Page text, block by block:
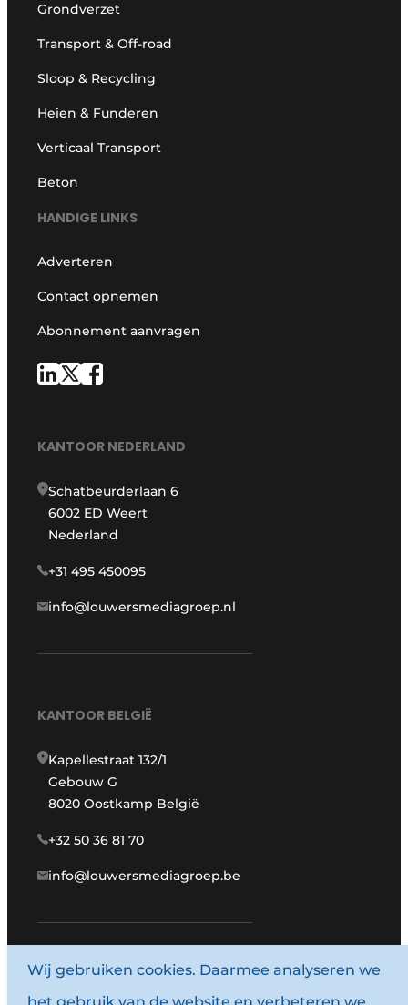
Grondverzet
Transport & Off-road
Sloop & Recycling
Heien & Funderen
Verticaal Transport
Beton
HANDIGE LINKS
Adverteren
Contact opnemen
Abonnement aanvragen
KANTOOR NEDERLAND
Schatbeurderlaan 6
6002 ED Weert
Nederland
+31 495 450095
info@louwersmediagroep.nl
KANTOOR BELGIË
Kapellestraat 132/1
Gebouw G
8020 Oostkamp België
+32 50 36 81 70
info@louwersmediagroep.be
www.louwersmediagroep.com
Wij gebruiken cookies. Daarmee analyseren we